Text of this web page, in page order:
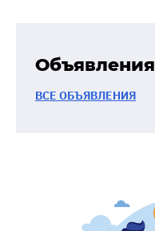
Объявления
ВСЕ ОБЪЯВЛЕНИЯ